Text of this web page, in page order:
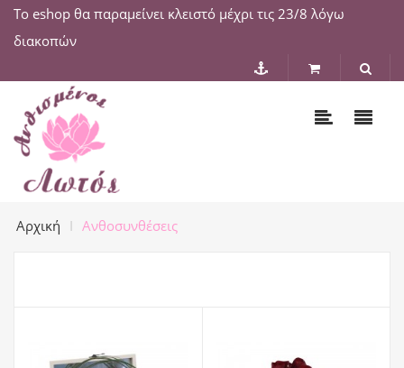
Το eshop θα παραμείνει κλειστό μέχρι τις 23/8 λόγω
διακοπών
Αρχική Ανθοσυνθέσεις